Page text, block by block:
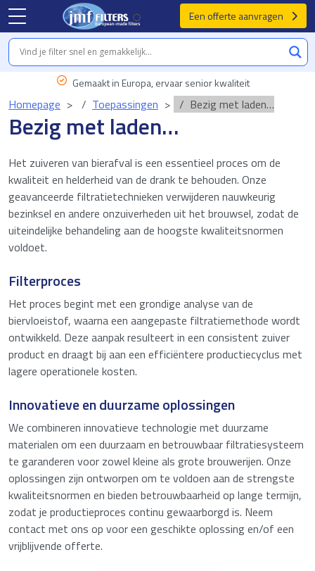
Een offerte aanvragen
Gemaakt in Europa, ervaar senior kwaliteit
Homepage Toepassingen Bezig met laden…
Bezig met laden…
Het zuiveren van bierafval is een essentieel proces om de
kwaliteit en helderheid van de drank te behouden. Onze
geavanceerde filtratietechnieken verwijderen nauwkeurig
bezinksel en andere onzuiverheden uit het brouwsel, zodat de
uiteindelijke behandeling aan de hoogste kwaliteitsnormen
voldoet.
Filterproces
Het proces begint met een grondige analyse van de
biervloeistof, waarna een aangepaste filtratiemethode wordt
ontwikkeld. Deze aanpak resulteert in een consistent zuiver
product en draagt bij aan een efficiëntere productiecyclus met
lagere operationele kosten.
Innovatieve en duurzame oplossingen
We combineren innovatieve technologie met duurzame
materialen om een duurzaam en betrouwbaar filtratiesysteem
te garanderen voor zowel kleine als grote brouwerijen. Onze
oplossingen zijn ontworpen om te voldoen aan de strengste
kwaliteitsnormen en bieden betrouwbaarheid op lange termijn,
zodat je productieproces continu gewaarborgd is. Neem
contact met ons op voor een geschikte oplossing en/of een
vrijblijvende offerte.